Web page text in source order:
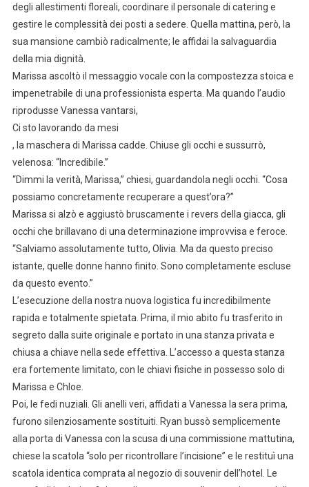
degli allestimenti floreali, coordinare il personale di catering e
gestire le complessità dei posti a sedere. Quella mattina, però, la
sua mansione cambiò radicalmente; le affidai la salvaguardia
della mia dignità.
Marissa ascoltò il messaggio vocale con la compostezza stoica e
impenetrabile di una professionista esperta. Ma quando l’audio
riprodusse Vanessa vantarsi,
Ci sto lavorando da mesi
, la maschera di Marissa cadde. Chiuse gli occhi e sussurrò,
velenosa: “Incredibile.”
“Dimmi la verità, Marissa,” chiesi, guardandola negli occhi. “Cosa
possiamo concretamente recuperare a quest’ora?”
Marissa si alzò e aggiustò bruscamente i revers della giacca, gli
occhi che brillavano di una determinazione improvvisa e feroce.
“Salviamo assolutamente tutto, Olivia. Ma da questo preciso
istante, quelle donne hanno finito. Sono completamente escluse
da questo evento.”
L’esecuzione della nostra nuova logistica fu incredibilmente
rapida e totalmente spietata. Prima, il mio abito fu trasferito in
segreto dalla suite originale e portato in una stanza privata e
chiusa a chiave nella sede effettiva. L’accesso a questa stanza
era fortemente limitato, con le chiavi fisiche in possesso solo di
Marissa e Chloe.
Poi, le fedi nuziali. Gli anelli veri, affidati a Vanessa la sera prima,
furono silenziosamente sostituiti. Ryan bussò semplicemente
alla porta di Vanessa con la scusa di una commissione mattutina,
chiese la scatola “solo per ricontrollare l’incisione” e le restituì una
scatola identica comprata al negozio di souvenir dell’hotel. Le